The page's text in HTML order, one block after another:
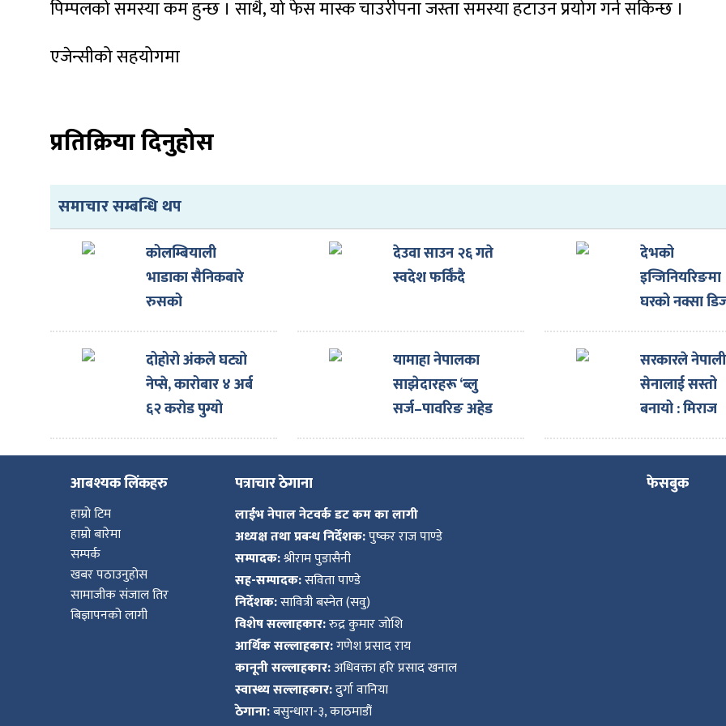
पिम्पलको समस्या कम हुन्छ । साथै, यो फेस मास्क चाउरीपना जस्ता समस्या हटाउन प्रयोग गर्न सकिन्छ ।
एजेन्सीको सहयोगमा
प्रतिक्रिया दिनुहोस
समाचार सम्बन्धि थप
कोलम्बियाली
भाडाका सैनिकबारे
रुसको
अस्वीकारोक्ति
देउवा साउन २६ गते
स्वदेश फर्किँदै
देभको
इन्जिनियरिङमा
घरको नक्सा
गराउँदा ३३
छुट
दोहोरो अंकले घट्यो
नेप्से, कारोबार ४ अर्ब
६२ करोड पुग्यो
यामाहा नेपालका
साझेदारहरू ‘ब्लु
सर्ज–पावरिङ अहेड
टुगेदर पार्टनर्स मिट’
सम्पन्न गरी स्वदेश
सरकारले नेपाली
सेनालाई सस्तो
बनायो : मिराज
ढुंगाना
आबश्यक लिंकहरु
हाम्रो टिम
हाम्रो बारेमा
सम्पर्क
खबर पठाउनुहोस
सामाजीक संजाल तिर
बिज्ञापनको लागी
पत्राचार ठेगाना
लाईभ नेपाल नेटवर्क डट कम का लागी
अध्यक्ष तथा प्रबन्ध निर्देशक:पुष्कर राज पाण्डे
सम्पादक:श्रीराम पुडासैनी
सह-सम्पादक:सविता पाण्डे
निर्देशक:सावित्री बस्नेत (सवु)
विशेष सल्लाहकार:रुद्र कुमार जोशि
आर्थिक सल्लाहकार:गणेश प्रसाद राय
कानूनी सल्लाहकार:अधिवक्ता हरि प्रसाद खनाल
स्वास्थ्य सल्लाहकार:दुर्गा वानिया
ठेगाना:बसुन्धारा-३, काठमाडौं
फेसबुक